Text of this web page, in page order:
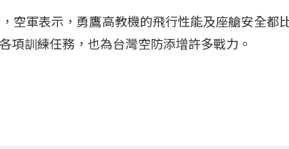
空軍表示，勇鷹高教機的飛行性能及座艙安全都
項訓練任務，也為台灣空防添增許多戰力。